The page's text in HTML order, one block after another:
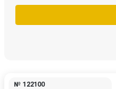
№ 122100